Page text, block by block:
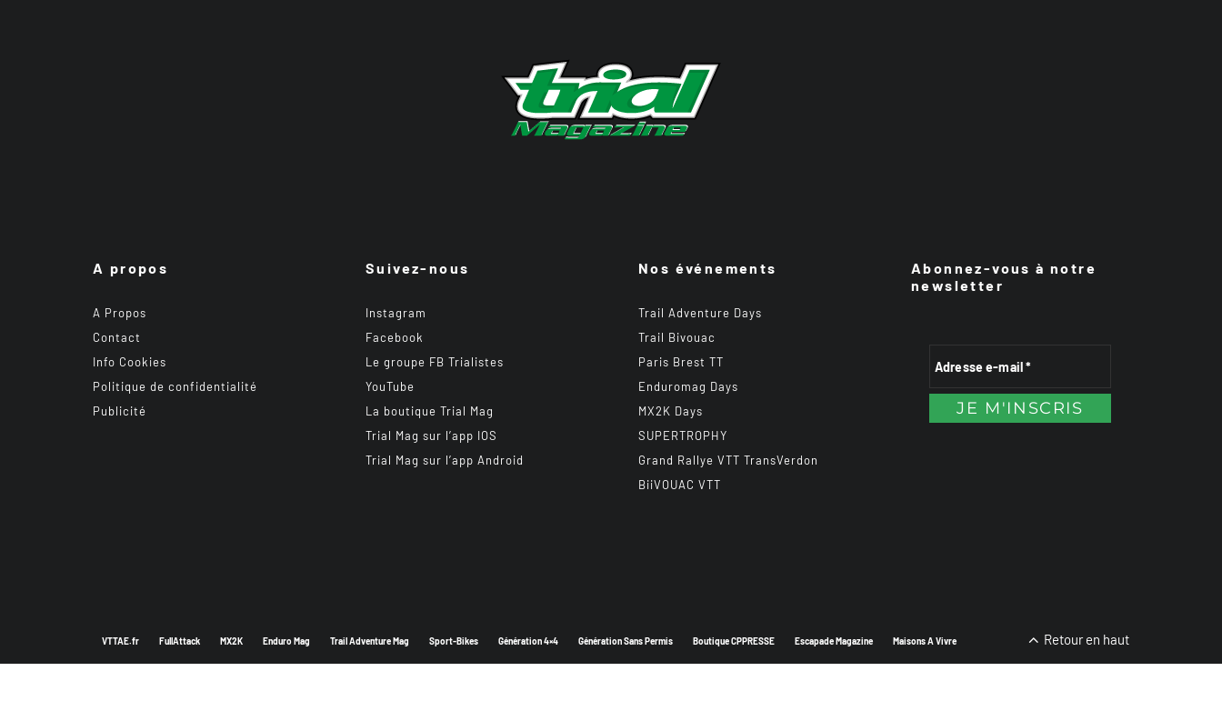
A propos
A Propos
Contact
Info Cookies
Politique de confidentialité
Publicité
Suivez-nous
Instagram
Facebook
Le groupe FB Trialistes
YouTube
La boutique Trial Mag
Trial Mag sur l’app IOS
Trial Mag sur l’app Android
Nos événements
Trail Adventure Days
Trail Bivouac
Paris Brest TT
Enduromag Days
MX2K Days
SUPERTROPHY
Grand Rallye VTT TransVerdon
BiiVOUAC VTT
Abonnez-vous à notre
newsletter
VTTAE.fr FullAttack MX2K Enduro Mag Trail Adventure Mag Sport-Bikes Génération 4×4 Génération Sans Permis Boutique CPPRESSE Escapade Magazine Maisons A Vivre Retour en haut